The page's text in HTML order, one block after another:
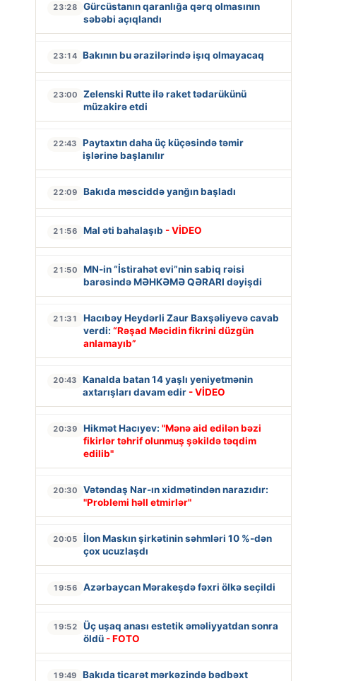
23:28
Gürcüstanın qaranlığa qərq olmasının
səbəbi açıqlandı
23:14 Bakının bu ərazilərində işıq olmayacaq
23:00
Zelenski Rutte ilə raket tədarükünü
müzakirə etdi
22:43
Paytaxtın daha üç küçəsində təmir
işlərinə başlanılır
22:09 Bakıda məsciddə yanğın başladı
21:56 Mal əti bahalaşıb - VİDEO
21:50
MN-in “İstirahət evi”nin sabiq rəisi
barəsində MƏHKƏMƏ QƏRARI dəyişdi
21:31
Hacıbəy Heydərli Zaur Baxşəliyevə cavab
verdi: “Rəşad Məcidin fikrini düzgün
anlamayıb”
20:43
Kanalda batan 14 yaşlı yeniyetmənin
axtarışları davam edir - VİDEO
20:39 Hikmət Hacıyev: "Mənə aid edilən bəzi
fikirlər təhrif olunmuş şəkildə təqdim
edilib"
20:30
Vətəndaş Nar-ın xidmətindən narazıdır:
"Problemi həll etmirlər"
20:05
İlon Maskın şirkətinin səhmləri 10 %-dən
çox ucuzlaşdı
19:56 Azərbaycan Mərakeşdə fəxri ölkə seçildi
19:52
Üç uşaq anası estetik əməliyyatdan sonra
öldü - FOTO
19:49 Bakıda ticarət mərkəzində bədbəxt